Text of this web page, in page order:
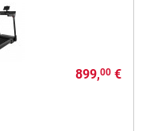
899,00€